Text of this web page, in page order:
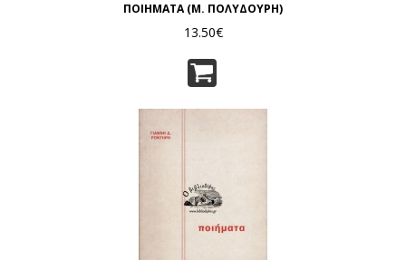
ΠΟΙΗΜΑΤΑ (Μ. ΠΟΛΥΔΟΥΡΗ)
13.50€